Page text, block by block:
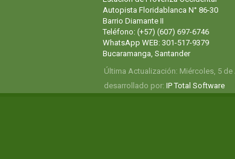
Autopista Floridablanca N° 86-30
Barrio Diamante II
Teléfono: (+57) (607) 697-6746
WhatsApp WEB: 301-517-9379
Bucaramanga, Santander
Última Actualización: Miércoles, 5
desarrollado por: IP Total Software